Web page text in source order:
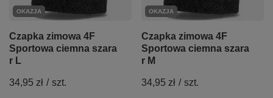
OKAZJA
Czapka zimowa 4F
Sportowa ciemna szara
r L
34,95 zł / szt.
OKAZJA
Czapka zimowa 4F
Sportowa ciemna szara
r M
34,95 zł / szt.